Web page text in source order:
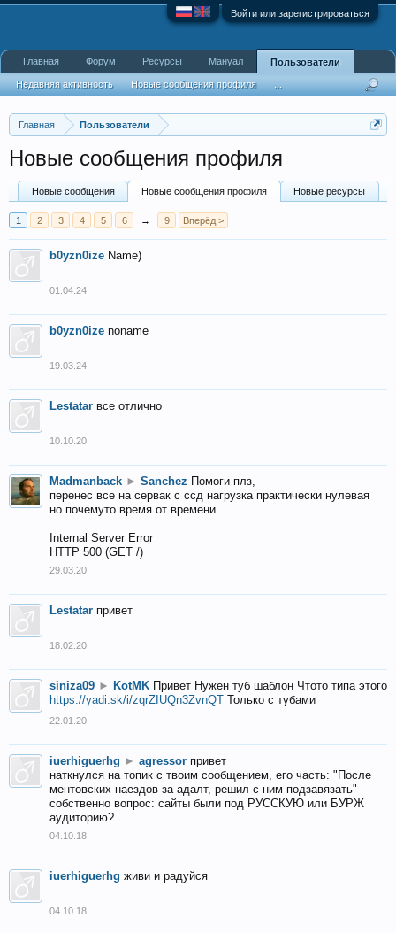
Войти или зарегистрироваться
Главная Пользователи
Новые сообщения профиля
Новые сообщения Новые сообщения профиля Новые ресурсы
1 2 3 4 5 6 → 9 Вперёд >
b0yzn0ize Name)
01.04.24
b0yzn0ize noname
19.03.24
Lestatar все отлично
10.10.20
Madmanback ► Sanchez Помоги плз,
перенес все на сервак с ссд нагрузка практически нулевая
но почемуто время от времени
Internal Server Error
HTTP 500 (GET /)
29.03.20
Lestatar привет
18.02.20
siniza09 ► KotMK Привет Нужен туб шаблон Чтото типа этого
https://yadi.sk/i/zqrZIUQn3ZvnQT Только с тубами
22.01.20
iuerhiguerhg ► agressor привет
наткнулся на топик с твоим сообщением, его часть: "После
ментовских наездов за адалт, решил с ним подзавязать"
собственно вопрос: сайты были под РУССКУЮ или БУРЖ
аудиторию?
04.10.18
iuerhiguerhg живи и радуйся
04.10.18
Главная Форум Ресурсы Мануал Пользователи
Недавняя активность Новые сообщения профиля